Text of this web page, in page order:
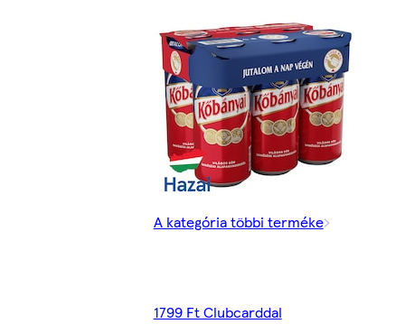
A kategória többi terméke
1799 Ft Clubcarddal